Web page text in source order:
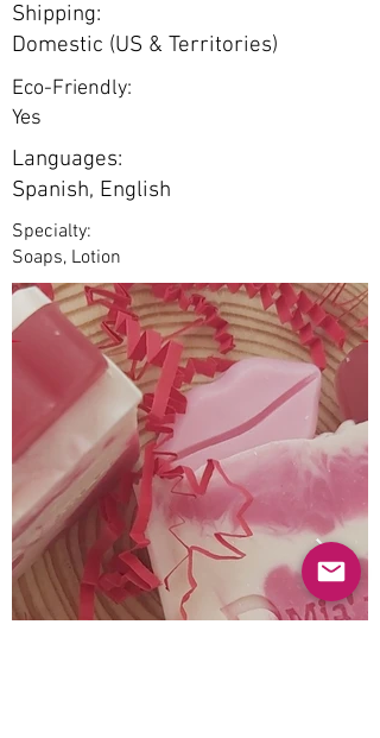
Shipping:
Domestic (US & Territories)
Eco-Friendly:
Yes
Languages:
Spanish, English
Specialty:
Soaps, Lotion